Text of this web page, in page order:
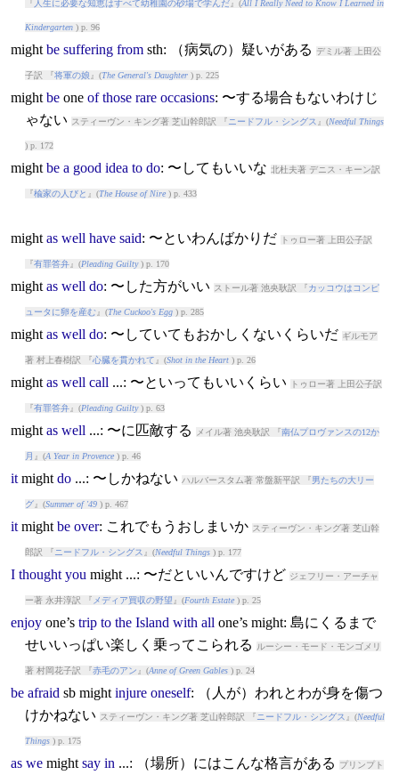
『 人生に必要な知恵はすべて幼稚園の砂場で学んだ』(All I Really Need to Know I Learned in
Kindergarten) p. 96
might be suffering fromsth: （病気の）疑いがある デミル著 上田公
子訳 『将軍の娘 』(The General's Daughter) p. 225
might beone of those rare occasions: 〜する場合もないわけじ
ゃない
スティーヴン・キング著 芝山幹郎訳 『 ニードフル・シングス 』(Needful Things
) p. 172
might be a good idea to do: 〜してもいいな 北杜夫著 デニス・キーン訳
『楡家の人びと 』(The House of Nire) p. 433
might as well have said: 〜といわんばかりだ トゥロー著 上田公子訳
『有罪答弁』(Pleading Guilty) p. 170
might as well do: 〜した方がいい ストール著 池央耿訳 『カッコウはコンピ
ュータに卵を産む』(The Cuckoo's Egg) p. 285
might as well do: 〜していてもおかしくないくらいだ ギルモア
著 村上春樹訳 『心臓を貫かれて 』(Shot in the Heart) p. 26
might as well call ...: 〜といってもいいくらい トゥロー著 上田公子訳
『有罪答弁』(Pleading Guilty) p. 63
might as well ...: 〜に匹敵する メイル著 池央耿訳 『南仏プロヴァンスの12か
月 』(A Year in Provence) p. 46
it might do...: 〜しかねない ハルバースタム著 常盤新平訳 『男たちの大リー
グ』(Summer of '49) p. 467
it might be over: これでもうおしまいか スティーヴン・キング著 芝山幹
郎訳 『 ニードフル・シングス 』(Needful Things) p. 177
I thought you might...: 〜だといいんですけど ジェフリー・アーチャ
ー著 永井淳訳 『 メディア買収の野望 』(Fourth Estate) p. 25
enjoyone’s trip to the Island with all one’s might: 島にくるまで
せいいっぱい楽しく乗ってこられる
ルーシー・モード・モンゴメリ
著 村岡花子訳 『赤毛のアン 』(Anne of Green Gables) p. 24
be afraid sb might injure oneself: （人が）われとわが身を傷つ
けかねない
スティーヴン・キング著 芝山幹郎訳 『 ニードフル・シングス 』(Needful
Things) p. 175
as we might say in ...: （場所）にはこんな格言がある プリンプト